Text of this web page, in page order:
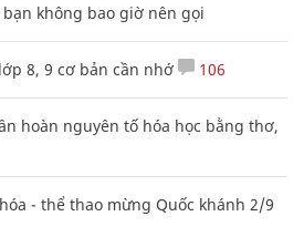
không bao giờ nên gọi
8, 9 cơ bản cần nhớ 106
hoàn nguyên tố hóa học bằng thơ,
- thể thao mừng Quốc khánh 2/9